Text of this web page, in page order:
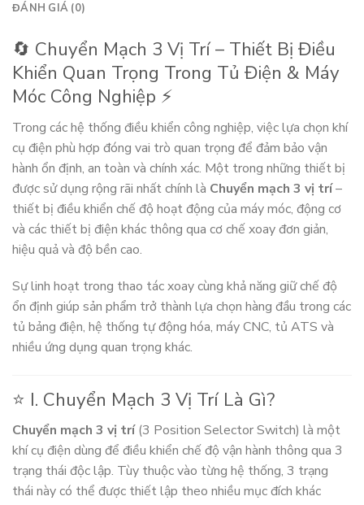
ĐÁNH GIÁ (0)
🔄 Chuyển Mạch 3 Vị Trí – Thiết Bị Điều
Khiển Quan Trọng Trong Tủ Điện & Máy
Móc Công Nghiệp ⚡
Trong các hệ thống điều khiển công nghiệp, việc lựa chọn khí
cụ điện phù hợp đóng vai trò quan trọng để đảm bảo vận
hành ổn định, an toàn và chính xác. Một trong những thiết bị
được sử dụng rộng rãi nhất chính là Chuyển mạch 3 vị trí–
thiết bị điều khiển chế độ hoạt động của máy móc, động cơ
và các thiết bị điện khác thông qua cơ chế xoay đơn giản,
hiệu quả và độ bền cao.
Sự linh hoạt trong thao tác xoay cùng khả năng giữ chế độ
ổn định giúp sản phẩm trở thành lựa chọn hàng đầu trong các
tủ bảng điện, hệ thống tự động hóa, máy CNC, tủ ATS và
nhiều ứng dụng quan trọng khác.
⭐ I. Chuyển Mạch 3 Vị Trí Là Gì?
Chuyển mạch 3 vị trí(3 Position Selector Switch) là một
khí cụ điện dùng để điều khiển chế độ vận hành thông qua 3
trạng thái độc lập. Tùy thuộc vào từng hệ thống, 3 trạng
thái này có thể được thiết lập theo nhiều mục đích khác